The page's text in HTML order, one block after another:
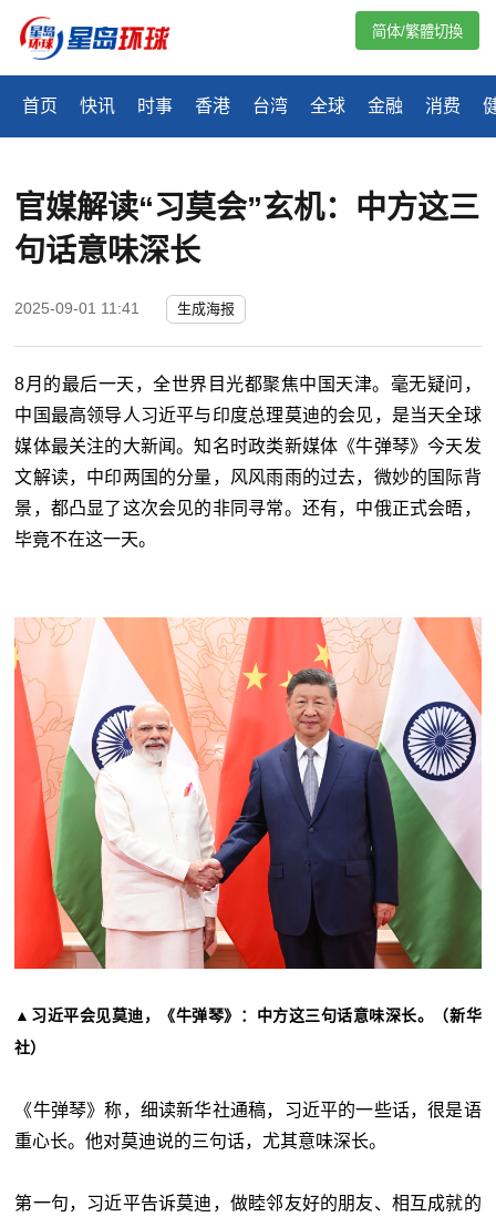
首页 快讯 时事 香港 台湾 全球 金融 消费
简体/繁體切換
官媒解读“习莫会”玄机：中方这三
句话意味深长
2025-09-01 11:41 生成海报
8月的最后一天，全世界目光都聚焦中国天津。毫无疑问，
中国最高领导人习近平与印度总理莫迪的会见，是当天全球
媒体最关注的大新闻。知名时政类新媒体《牛弹琴》今天发
文解读，中印两国的分量，风风雨雨的过去，微妙的国际背
景，都凸显了这次会见的非同寻常。还有，中俄正式会晤，
毕竟不在这一天。
▲ 习近平会见莫迪，《牛弹琴》：中方这三句话意味深长。（新华
社）
《牛弹琴》称，细读新华社通稿，习近平的一些话，很是语
重心长。他对莫迪说的三句话，尤其意味深长。
第一句，习近平告诉莫迪，做睦邻友好的朋友、相互成就的